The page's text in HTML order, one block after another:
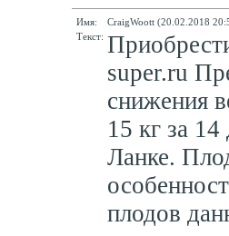
Имя:
CraigWoott (20.02.2018
Текст:
super.ru
снижения
15 кг за
Ланке.
плодов